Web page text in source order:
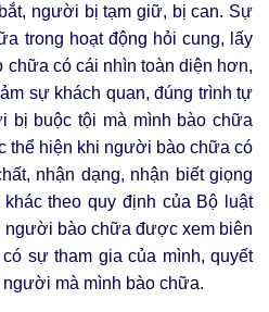
người bị tạm giữ, bị can. Sự
trong hoạt động hỏi cung, lấy
có cái nhìn toàn diện hơn,
sự khách quan, đúng trình tự
bị buộc tội mà mình bào chữa
thể hiện khi người bào chữa có
nhận dạng, nhận biết giọng
theo quy định của Bộ luật
người bào chữa được xem biên
sự tham gia của mình, quyết
mà mình bào chữa.